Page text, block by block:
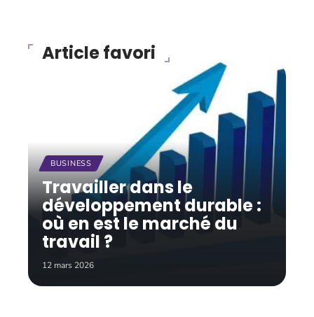
Article favori
BUSINESS
Travailler dans le
développement durable :
où en est le marché du
travail ?
12 mars 2026